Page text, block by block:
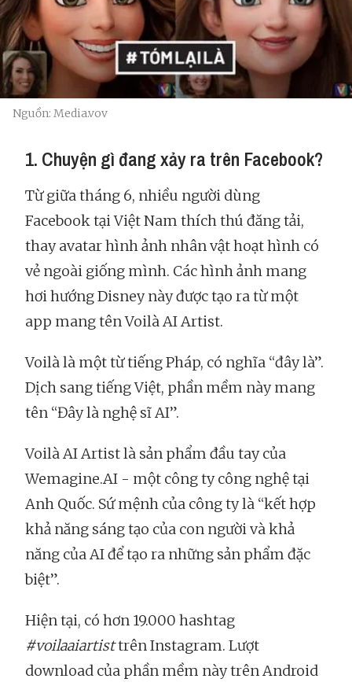
Nguồn: Media.vov
1. Chuyện gì đang xảy ra trên Facebook?
Từ giữa tháng 6, nhiều người dùng
Facebook tại Việt Nam thích thú đăng tải,
thay avatar hình ảnh nhân vật hoạt hình có
vẻ ngoài giống mình. Các hình ảnh mang
hơi hướng Disney này được tạo ra từ một
app mang tên Voilà AI Artist.
Voilà là một từ tiếng Pháp, có nghĩa “đây là”.
Dịch sang tiếng Việt, phần mềm này mang
tên “Đây là nghệ sĩ AI”.
Voilà AI Artist là sản phẩm đầu tay của
Wemagine.AI - một công ty công nghệ tại
Anh Quốc. Sứ mệnh của công ty là “kết hợp
khả năng sáng tạo của con người và khả
năng của AI để tạo ra những sản phẩm đặc
biệt”.
Hiện tại, có hơn 19.000 hashtag
#voilaaiartisttrên Instagram. Lượt
download của phần mềm này trên Android